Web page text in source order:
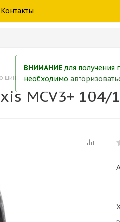
Контакты
шина 185/75R16C Maxxis MCV3+ 104/
MCV3+ 104/
ВНИМАНИЕдля получения
необходимо